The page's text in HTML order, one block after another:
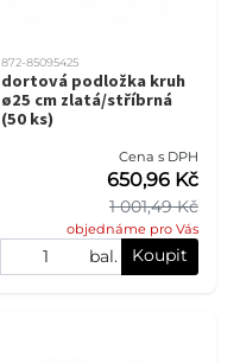
872-85095425
dortová podložka kruh
ø25 cm zlatá/stříbrná
(50 ks)
Cena s DPH
1 001,49 Kč
650,96 Kč
objednáme pro Vás
bal. Koupit